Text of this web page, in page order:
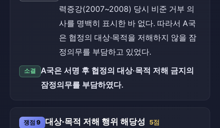
력증강(2007~2008) 당시 비준 거부 의
사를 명백히 표시한 바 없다. 따라서 A국
은 협정의 대상·목적을 저해하지 않을 잠
정의무를 부담하고 있었다.
소결
A국은 서명 후 협정의 대상·목적 저해 금지의
잠정의무를 부담하였다.
쟁점 9 대상·목적 저해 행위 해당성 5점